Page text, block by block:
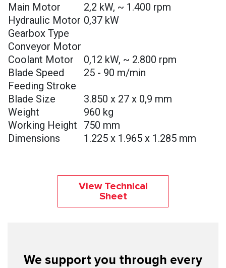
Main Motor
2,2 kW, ~ 1.400 rpm
Hydraulic Motor 0,37 kW
Gearbox Type
Conveyor Motor
Coolant Motor
0,12 kW, ~ 2.800 rpm
Blade Speed
25 - 90 m/min
Feeding Stroke
Blade Size
3.850 x 27 x 0,9 mm
Weight
960 kg
Working Height
750 mm
Dimensions
1.225 x 1.965 x 1.285 mm
View Technical
Sheet
We support you through every